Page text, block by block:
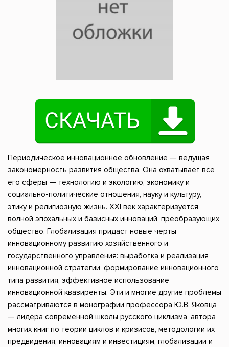
Периодическое инновационное обновление — ведущая
закономерность развития общества. Она охватывает все
его сферы — технологию и экологию, экономику и
социально-политические отношения, науку и культуру,
этику и религиозную жизнь. XXI век характеризуется
волной эпохальных и базисных инноваций, преобразующих
общество. Глобализация придаст новые черты
инновационному развитию хозяйственного и
государственного управления: выработка и реализация
инновационной стратегии, формирование инновационного
типа развития, эффективное использование
инновационной квазиренты. Эти и многие другие проблемы
рассматриваются в монографии профессора Ю.В. Яковца
— лидера современной школы русского циклизма, автора
многих книг по теории циклов и кризисов, методологии их
предвидения, инновациям и инвестициям, глобализации и